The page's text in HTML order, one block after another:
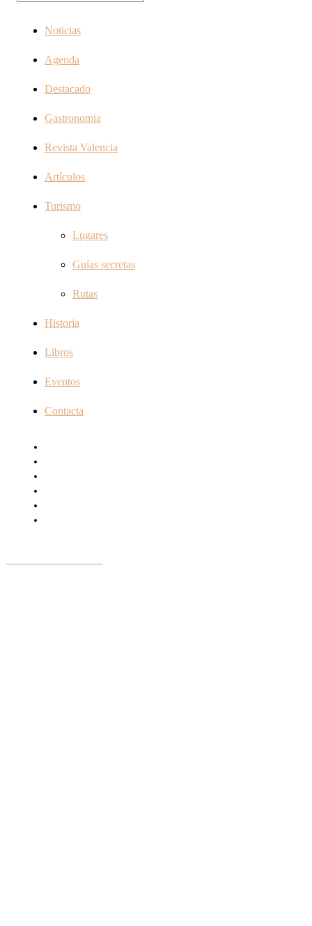
Noticias
Agenda
Destacado
Gastronomia
Revista Valencia
Artículos
Turismo
Lugares
Guías secretas
Rutas
Historia
Libros
Eventos
Contacta